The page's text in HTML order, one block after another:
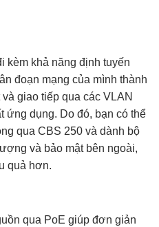
kèm khả năng định tuyến
đoạn mạng của mình thành
giao tiếp qua các VLAN
ứng dụng. Do đó, bạn có thể
qua CBS 250 và dành bộ
và bảo mật bên ngoài,
quả hơn.
qua PoE giúp đơn giản